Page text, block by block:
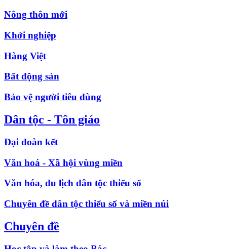
Nông thôn mới
Khởi nghiệp
Hàng Việt
Bất động sản
Bảo vệ người tiêu dùng
Dân tộc - Tôn giáo
Đại đoàn kết
Văn hoá - Xã hội vùng miền
Văn hóa, du lịch dân tộc thiểu số
Chuyên đề dân tộc thiểu số và miền núi
Chuyên đề